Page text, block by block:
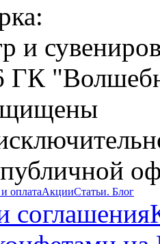
и
ГК
оплатаАкцииСтатьи. Блог
соглашения